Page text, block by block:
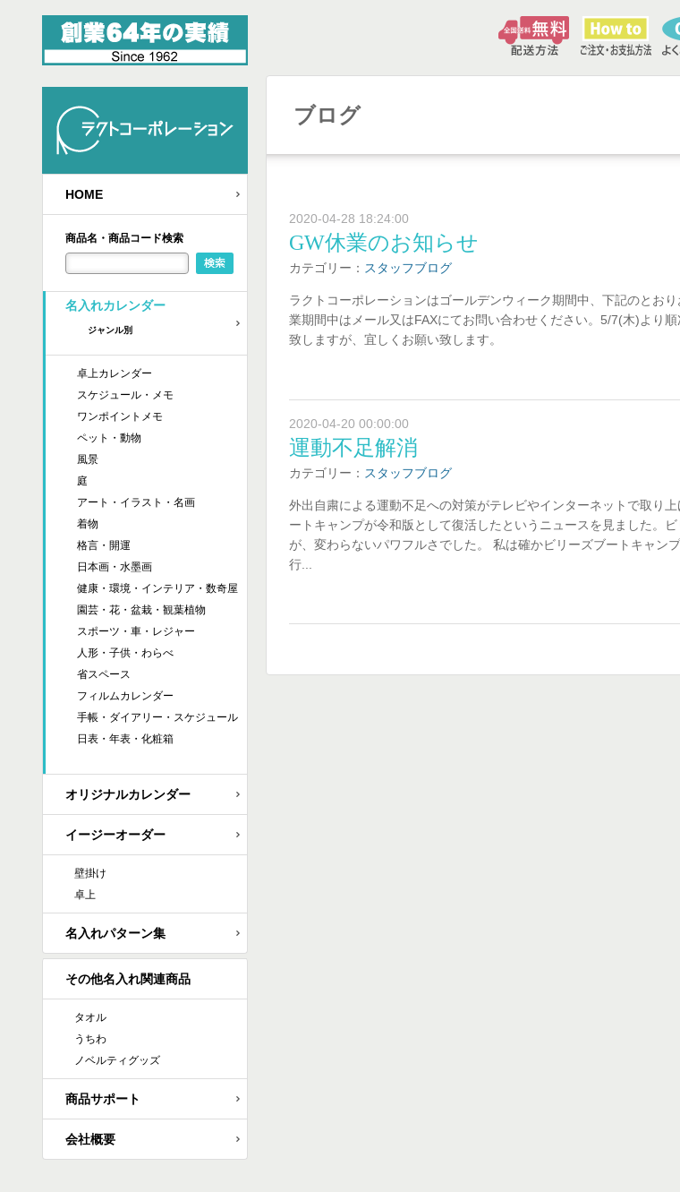
ブログ
2020-04-28 18:24:00
GW休業のお知らせ
カテゴリー： スタッフブログ
ラクトコーポレーションはゴールデンウィーク期間中、下記のとお
業期間中はメール又はFAXにてお問い合わせください。5/7(木)より
致しますが、宜しくお願い致します。
2020-04-20 00:00:00
運動不足解消
カテゴリー： スタッフブログ
外出自粛による運動不足への対策がテレビやインターネットで取り
ートキャンプが令和版として復活したというニュースを見ました。
が、変わらないパワフルさでした。 私は確かビリーズブートキャン
行...
HOME
商品名・商品コード検索
名入れカレンダー
ジャンル別
卓上カレンダー
スケジュール・メモ
ワンポイントメモ
ペット・動物
風景
庭
アート・イラスト・名画
着物
格言・開運
日本画・水墨画
健康・環境・インテリア・数奇屋
園芸・花・盆栽・観葉植物
スポーツ・車・レジャー
人形・子供・わらべ
省スペース
フィルムカレンダー
手帳・ダイアリー・スケジュール
日表・年表・化粧箱
オリジナルカレンダー
イージーオーダー
壁掛け
卓上
名入れパターン集
その他名入れ関連商品
タオル
うちわ
ノベルティグッズ
商品サポート
会社概要